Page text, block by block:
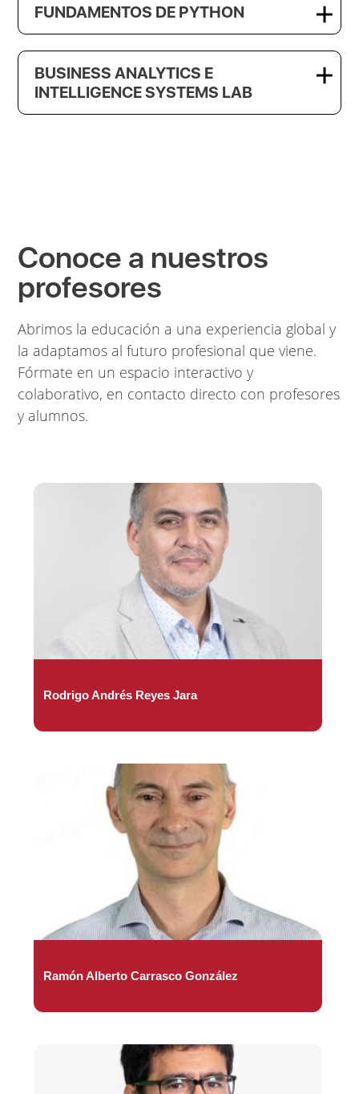
FUNDAMENTOS DE PYTHON
BUSINESS ANALYTICS E
INTELLIGENCE SYSTEMS LAB
Conoce a nuestros
profesores
Abrimos la educación a una experiencia global y
la adaptamos al futuro profesional que viene.
Fórmate en un espacio interactivo y
colaborativo, en contacto directo con profesores
y alumnos.
Rodrigo Andrés Reyes Jara
Ramón Alberto Carrasco González